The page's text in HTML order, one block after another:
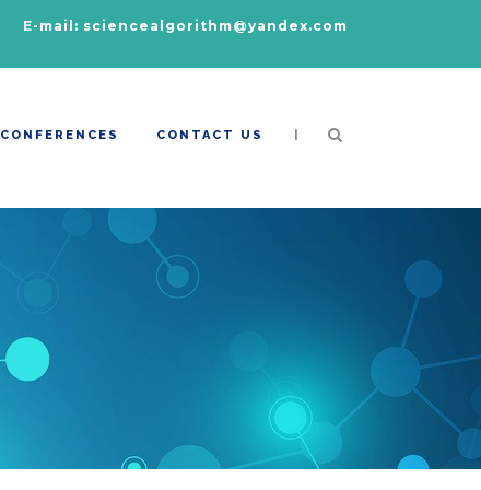
E-mail: sciencealgorithm@yandex.com
CONFERENCES CONTACT US |